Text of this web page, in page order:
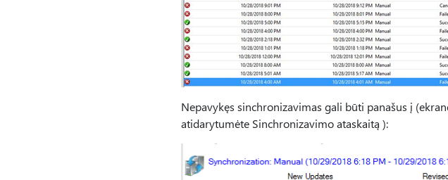
Nepavykęs sinchronizavimas gali būti panašus į
atidarytumėte Sinchronizavimo ataskaitą ):